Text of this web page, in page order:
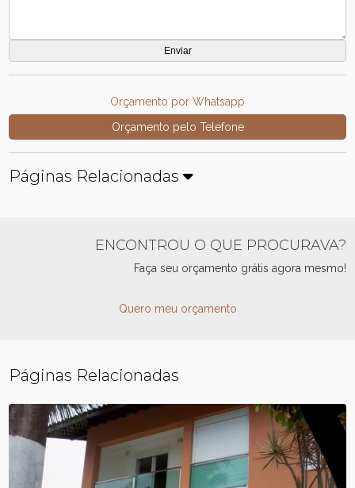
Orçamento por Whatsapp
Orçamento pelo Telefone
Páginas Relacionadas
ENCONTROU O QUE PROCURAVA?
Faça seu orçamento grátis agora mesmo!
Quero meu orçamento
Páginas Relacionadas